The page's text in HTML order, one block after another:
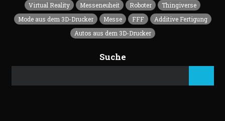
Virtual Reality
Messeneuheit Roboter
Thingiverse
Mode aus dem 3D-Drucker
Messe FFF
Additive Fertigung
Autos aus dem 3D-Drucker
Suche